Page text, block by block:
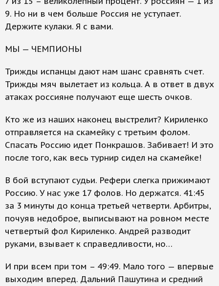
9. Но ни в чем больше Россия не уступает.
Держите кулаки. Я с вами.
МЫ — ЧЕМПИОНЫ
Трижды испанцы дают нам шанс сравнять счет.
Трижды мяч вылетает из кольца. А в ответ в двух
атаках россияне получают еще шесть очков.
Кто же из наших наконец выстрелит? Кириленко
отправляется на скамейку с третьим фолом.
Спасать Россию идет Понкрашов. Забивает! И это
после того, как весь турнир сидел на скамейке!
В бой вступают судьи. Рефери слегка прижимают
Россию. У нас уже 17 фолов. Но держатся. 41:45
за 3 минуты до конца третьей четверти. Арбитры,
почуяв недоброе, выписывают на ровном месте
четвертый фол Кириленко. Андрей разводит
руками, взывает к справедливости, но…
И при всем при том – 49:49. Мало того — впервые
выходим вперед. Дальний Пашутина и средний